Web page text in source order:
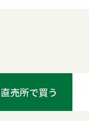
直売所で買う